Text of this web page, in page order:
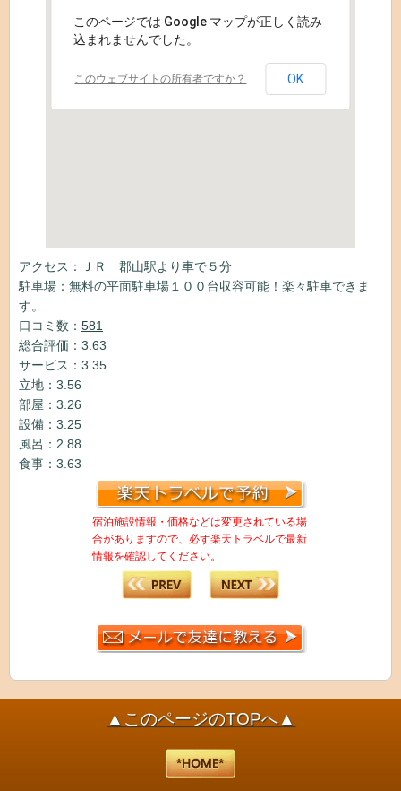
このページでは Google マップが正しく読み
込まれませんでした。
このウェブサイトの所有者ですか？ OK
アクセス：ＪＲ 郡山駅より車で５分
駐車場：無料の平面駐車場１００台収容可能！楽々駐車できま
す。
口コミ数： 581
総合評価：3.63
サービス：3.35
立地：3.56
部屋：3.26
設備：3.25
風呂：2.88
食事：3.63
宿泊施設情報・価格などは変更されている場
合がありますので、必ず楽天トラベルで最新
情報を確認してください。
▲このページのTOPへ▲